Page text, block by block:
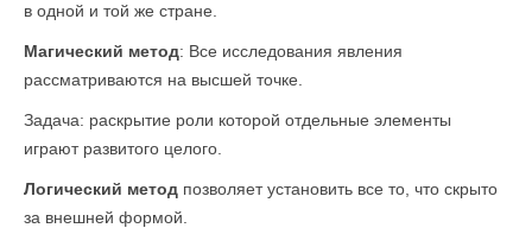
в одной и той же стране.
Магический метод: Все исследования явления
рассматриваются на высшей точке.
Задача: раскрытие роли которой отдельные элементы
играют развитого целого.
Логический метод позволяет установить все то, что скрыто
за внешней формой.